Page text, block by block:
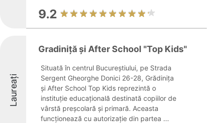
9.2
Laureați
Gradiniță și After School "Top Kids"
Situată în centrul Bucureștiului, pe Strada
Sergent Gheorghe Donici 26-28, Grădinița
și After School Top Kids reprezintă o
instituție educațională destinată copiilor de
vârstă preșcolară și primară. Aceasta
funcționează cu autorizație din partea ...